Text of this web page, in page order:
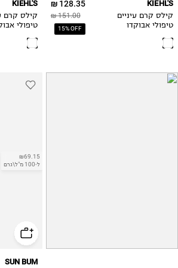
128.35 ₪
151.00 ₪
15% OFF
KIEHL'S
קילס קרם עיניים
טיפולי אבוקדו
KIEHL'S
קילס קרם
טיפולי
₪69.15
ל-100 מ"ל\גרם
SUN BUM